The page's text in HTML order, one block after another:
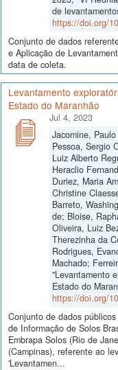
de
https://doi.org/
Conjunto de dados
e Aplicação de
data de coleta.
Levantamento
Estado do Maranhão
Jul 4, 2023
Jacomine,
Pessoa, Sergio
Luiz Alberto
Heraclio
Duriez, Maria
Christine
Barreto,
de; Bloise,
Oliveira, Luiz
Therezinha da
Rodrigues,
Machado;
"Levantamento
Estado do
https://doi.org/
Conjunto de dados
de Informação de Solos
Embrapa Solos (Rio de
(Campinas), referente ao
'Levantamen...